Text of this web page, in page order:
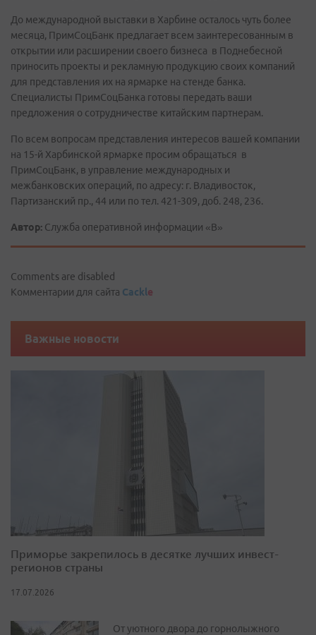
До международной выставки в Харбине осталось чуть более
месяца, ПримСоцБанк предлагает всем заинтересованным в
открытии или расширении своего бизнеса в Поднебесной
приносить проекты и рекламную продукцию своих компаний
для представления их на ярмарке на стенде банка.
Специалисты ПримСоцБанка готовы передать ваши
предложения о сотрудничестве китайским партнерам.
По всем вопросам представления интересов вашей компании
на 15-й Харбинской ярмарке просим обращаться в
ПримСоцБанк, в управление международных и
межбанковских операций, по адресу: г. Владивосток,
Партизанский пр., 44 или по тел. 421-309, доб. 248, 236.
Автор: Служба оперативной информации «В»
Comments are disabled
Комментарии для сайта Cackle
Важные новости
Приморье закрепилось в десятке лучших инвест-
регионов страны
17.07.2026
От уютного двора до горнолыжного